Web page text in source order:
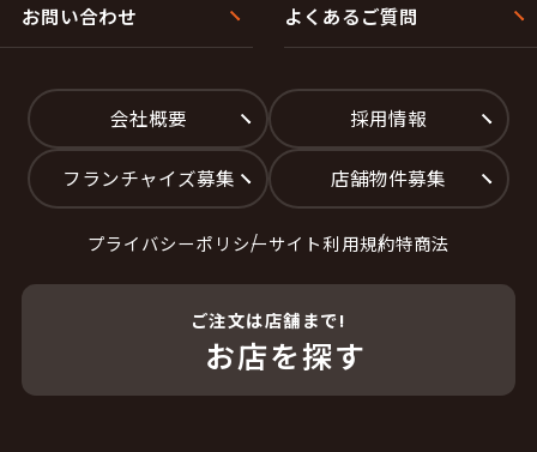
お問い合わせ よくあるご質問
会社概要 採用情報
フランチャイズ募集 店舗物件募集
プライバシーポリシーサイト利用規約特商法
ご注文は店舗まで!
お店を探す